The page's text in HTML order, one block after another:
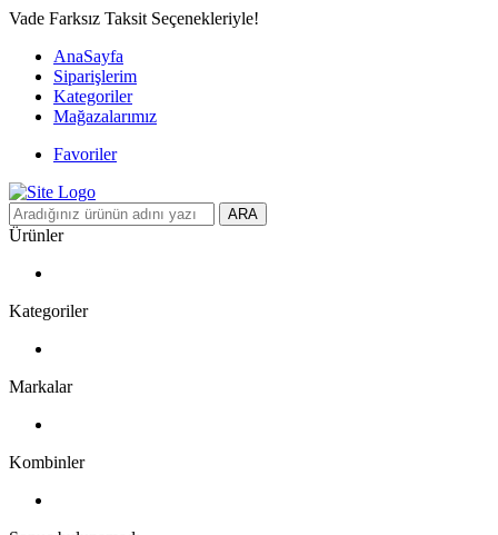
Vade Farksız Taksit Seçenekleriyle!
AnaSayfa
Siparişlerim
Kategoriler
Mağazalarımız
Favoriler
ARA
Ürünler
Kategoriler
Markalar
Kombinler